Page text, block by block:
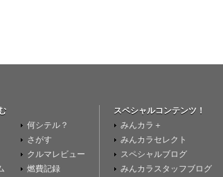
何シテル？
さがす
クルマレビュー
燃費記録
スペシャルコンテンツ！
みんカラ＋
みんカラセレクト
スペシャルブログ
みんカラスタッフブログ